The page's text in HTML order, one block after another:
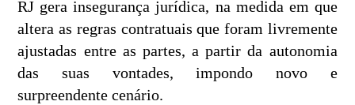
RJ gera insegurança jurídica, na medida em que
altera as regras contratuais que foram livremente
ajustadas entre as partes, a partir da autonomia
das suas vontades, impondo novo e
surpreendente cenário.